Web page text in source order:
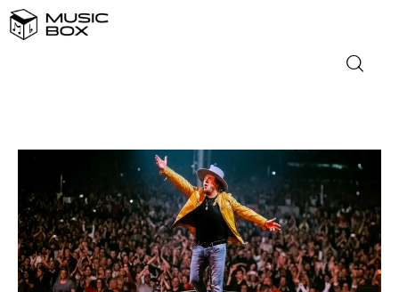
DOMAĆA GLAZBA
STRANA GLAZBA
FILM